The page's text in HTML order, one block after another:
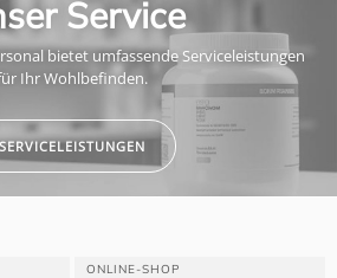
Service
bietet umfassende Serviceleistungen
Ihr Wohlbefinden.
SERVICELEISTUNGEN
ONLINE-SHOP